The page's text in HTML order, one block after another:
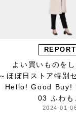
REPORT
よい買いものを
～ほぼ日ストア特
Hello! Good Buy!
03 ふわも
2024-01-